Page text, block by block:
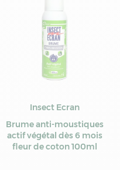
Insect Ecran
Brume anti-moustiques
actif végétal dès 6 mois
fleur de coton 100ml